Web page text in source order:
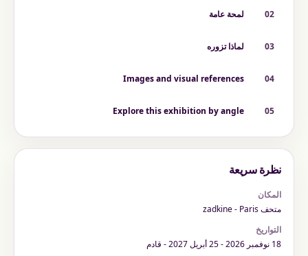
02 لمحة عامة
03 لماذا تزوره
04
Images and visual references
05
Explore this exhibition by angle
نظرة سريعة
المكان
متحف zadkine - Paris
التواريخ
18 نوفمبر 2026 - 25 أبريل 2027 - قادم